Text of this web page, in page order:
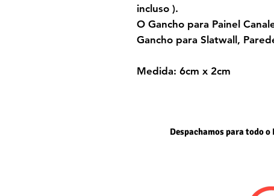
incluso ).
O Gancho para Painel
Gancho para Slatwall,
Medida: 6cm x 2cm
Despachamos para todo o